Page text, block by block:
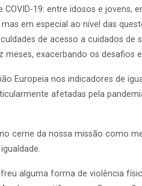
19: entre idosos e jovens,
em especial ao nível das
de acesso a cuidados de
exacerbando os desafios
Europeia nos indicadores de
afetadas pela
cerne da nossa missão como
alguma forma de violência